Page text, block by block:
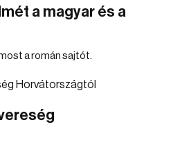
a magyar és a
a román sajtót.